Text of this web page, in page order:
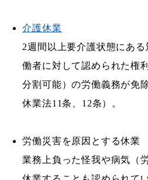
介護休業
2週間以上要介護状態にあ
働者に対して認められた権
分割可能）の労働義務が免
休業法11条、12条）。
労働災害を原因とする休業
業務上負った怪我や病気（